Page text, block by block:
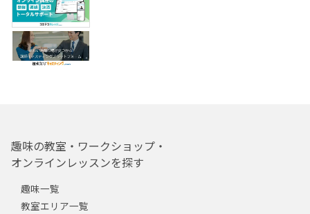
趣味の教室・ワークショップ・
オンラインレッスンを探す
趣味一覧
教室エリア一覧